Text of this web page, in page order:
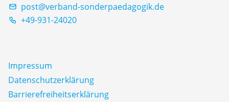
post@verband-sonderpaedagogik.de
+49-931-24020
Impressum
Datenschutz­erklärung
Barrierefreiheitserklärung